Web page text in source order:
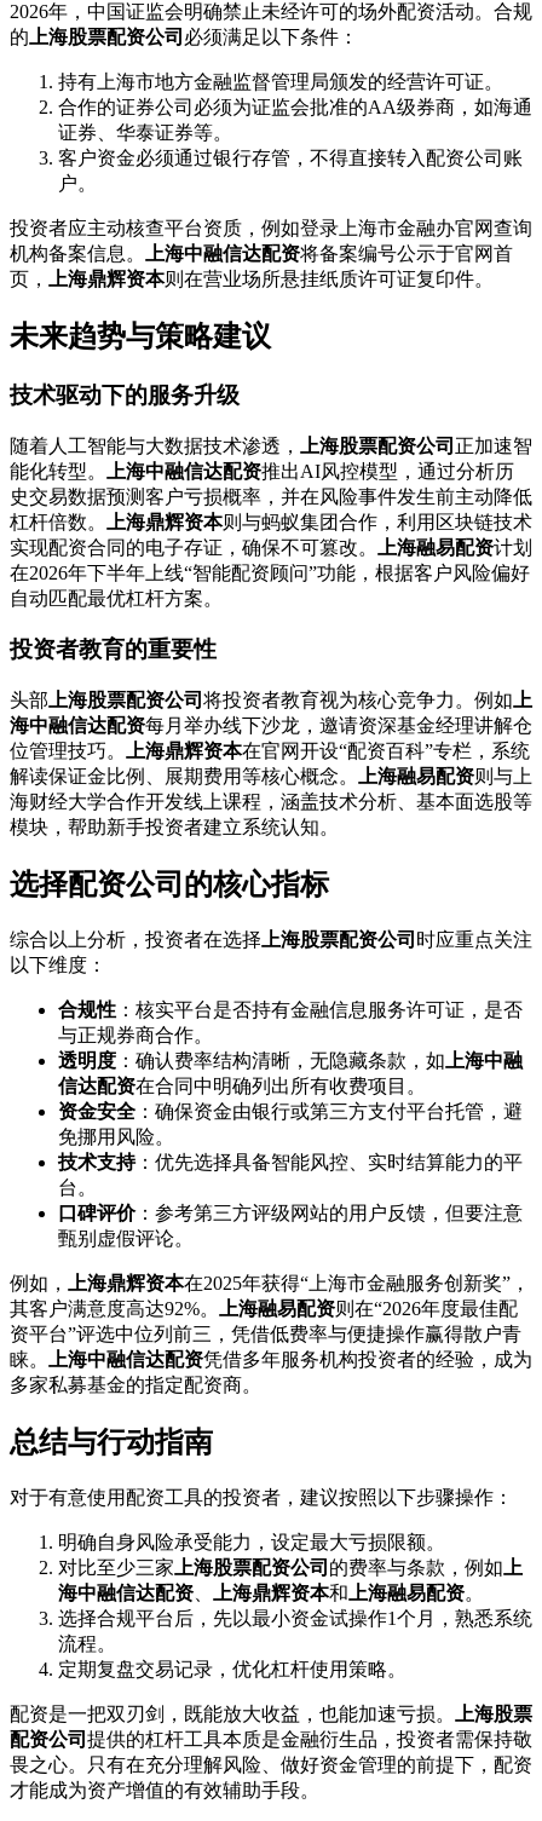
2026年，中国证监会明确禁止未经许可的场外配资活动。合规
的 上海股票配资公司 必须满足以下条件：
持有上海市地方金融监督管理局颁发的经营许可证。
合作的证券公司必须为证监会批准的AA级券商，如海通
证券、华泰证券等。
客户资金必须通过银行存管，不得直接转入配资公司账
户。
投资者应主动核查平台资质，例如登录上海市金融办官网查询
机构备案信息。
上海中融信达配资将备案编号公示于官网首
页，
上海鼎辉资本则在营业场所悬挂纸质许可证复印件。
未来趋势与策略建议
技术驱动下的服务升级
随着人工智能与大数据技术渗透， 上海股票配资公司 正加速智
能化转型。
上海中融信达配资推出AI风控模型，通过分析历
史交易数据预测客户亏损概率，并在风险事件发生前主动降低
杠杆倍数。
上海鼎辉资本则与蚂蚁集团合作，利用区块链技术
实现配资合同的电子存证，确保不可篡改。
上海融易配资计划
在2026年下半年上线“智能配资顾问”功能，根据客户风险偏好
自动匹配最优杠杆方案。
投资者教育的重要性
头部 上海股票配资公司 将投资者教育视为核心竞争力。例如 上
海中融信达配资每月举办线下沙龙，邀请资深基金经理讲解仓
位管理技巧。
上海鼎辉资本在官网开设“配资百科”专栏，系统
解读保证金比例、展期费用等核心概念。
上海融易配资则与上
海财经大学合作开发线上课程，涵盖技术分析、基本面选股等
模块，帮助新手投资者建立系统认知。
选择配资公司的核心指标
综合以上分析，投资者在选择 上海股票配资公司 时应重点关注
以下维度：
合规性 ：核实平台是否持有金融信息服务许可证，是否
与正规券商合作。
透明度 ：确认费率结构清晰，无隐藏条款，如 上海中融
信达配资在合同中明确列出所有收费项目。
资金安全 ：确保资金由银行或第三方支付平台托管，避
免挪用风险。
技术支持：优先选择具备智能风控、实时结算能力的平
台。
口碑评价：参考第三方评级网站的用户反馈，但要注意
甄别虚假评论。
例如， 上海鼎辉资本在2025年获得“上海市金融服务创新奖”，
其客户满意度高达92%。
上海融易配资则在“2026年度最佳配
资平台”评选中位列前三，凭借低费率与便捷操作赢得散户青
睐。
上海中融信达配资凭借多年服务机构投资者的经验，成为
多家私募基金的指定配资商。
总结与行动指南
对于有意使用配资工具的投资者，建议按照以下步骤操作：
明确自身风险承受能力，设定最大亏损限额。
对比至少三家 上海股票配资公司 的费率与条款，例如 上
海中融信达配资
上海鼎辉资本和 上海融易配资。
选择合规平台后，先以最小资金试操作1个月，熟悉系统
流程。
定期复盘交易记录，优化杠杆使用策略。
配资是一把双刃剑，既能放大收益，也能加速亏损。
上海股票
配资公司 提供的杠杆工具本质是金融衍生品，投资者需保持敬
畏之心。只有在充分理解风险、做好资金管理的前提下，配资
才能成为资产增值的有效辅助手段。